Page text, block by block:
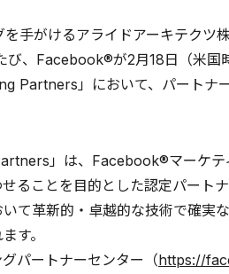
手がけるアライドアーキテクツ
び、Facebook®が2月18日（米
Partners」において、パートナ
」は、Facebook®マーケテ
ることを目的とした認定パート
て革新的・卓越的な技術で確実
す。
パートナーセンター（https://